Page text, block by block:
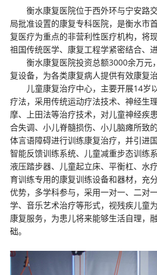
衡水康复医院位于西外环与宁安路
局批准设置的康复专科医院，是衡水市
复医疗为重点的非营利性医疗机构，将
祖国传统医学、康复工程学紧密结合、
衡水康复医院投资总额3000余万元
复设备，为各类康复病人提供有效康复
儿童康复治疗中心，主要开展14岁
疗法，采用传统运动疗法技术、神经生
摩、上田法等治疗技术，对儿童神经疾
合失调、小儿脊髓损伤、小儿脑瘫所致
体言语障碍进行训练康复治疗，并引进
智能反馈训练系统、儿童减重步态训练
液压踏步器、儿童起立床、平衡杠、水
育训练专用的康复训练设备和器材，充
优势，多学科参与，采用一对一、二对
学、音乐艺术治疗等形式，视残疾儿童
康复服务，为患儿将来能够生活自理，
础。